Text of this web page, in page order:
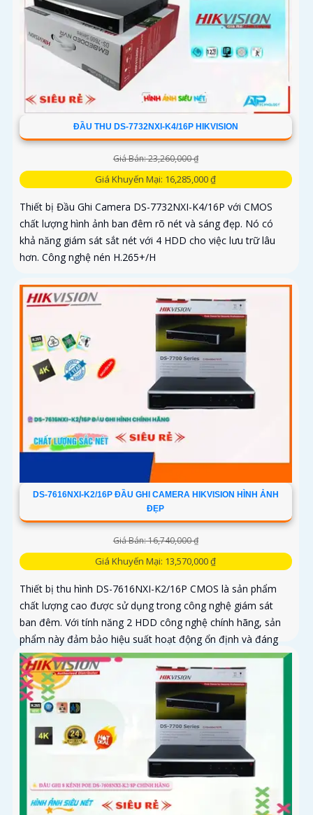
ĐẦU THU DS-7732NXI-K4/16P HIKVISION
Giá Bán: 23,260,000 ₫
Giá Khuyến Mại: 16,285,000 ₫
Thiết bị Đầu Ghi Camera DS-7732NXI-K4/16P với CMOS
chất lượng hình ảnh ban đêm rõ nét và sáng đẹp. Nó có
khả năng giám sát sắt nét với 4 HDD cho việc lưu trữ lâu
hơn. Công nghệ nén H.265+/H
DS-7616NXI-K2/16P ĐẦU GHI CAMERA HIKVISION HÌNH ẢNH
ĐẸP
Giá Bán: 16,740,000 ₫
Giá Khuyến Mại: 13,570,000 ₫
Thiết bị thu hình DS-7616NXI-K2/16P CMOS là sản phẩm
chất lượng cao được sử dụng trong công nghệ giám sát
ban đêm. Với tính năng 2 HDD công nghệ chính hãng, sản
phẩm này đảm bảo hiệu suất hoạt động ổn định và đáng
tin cậy